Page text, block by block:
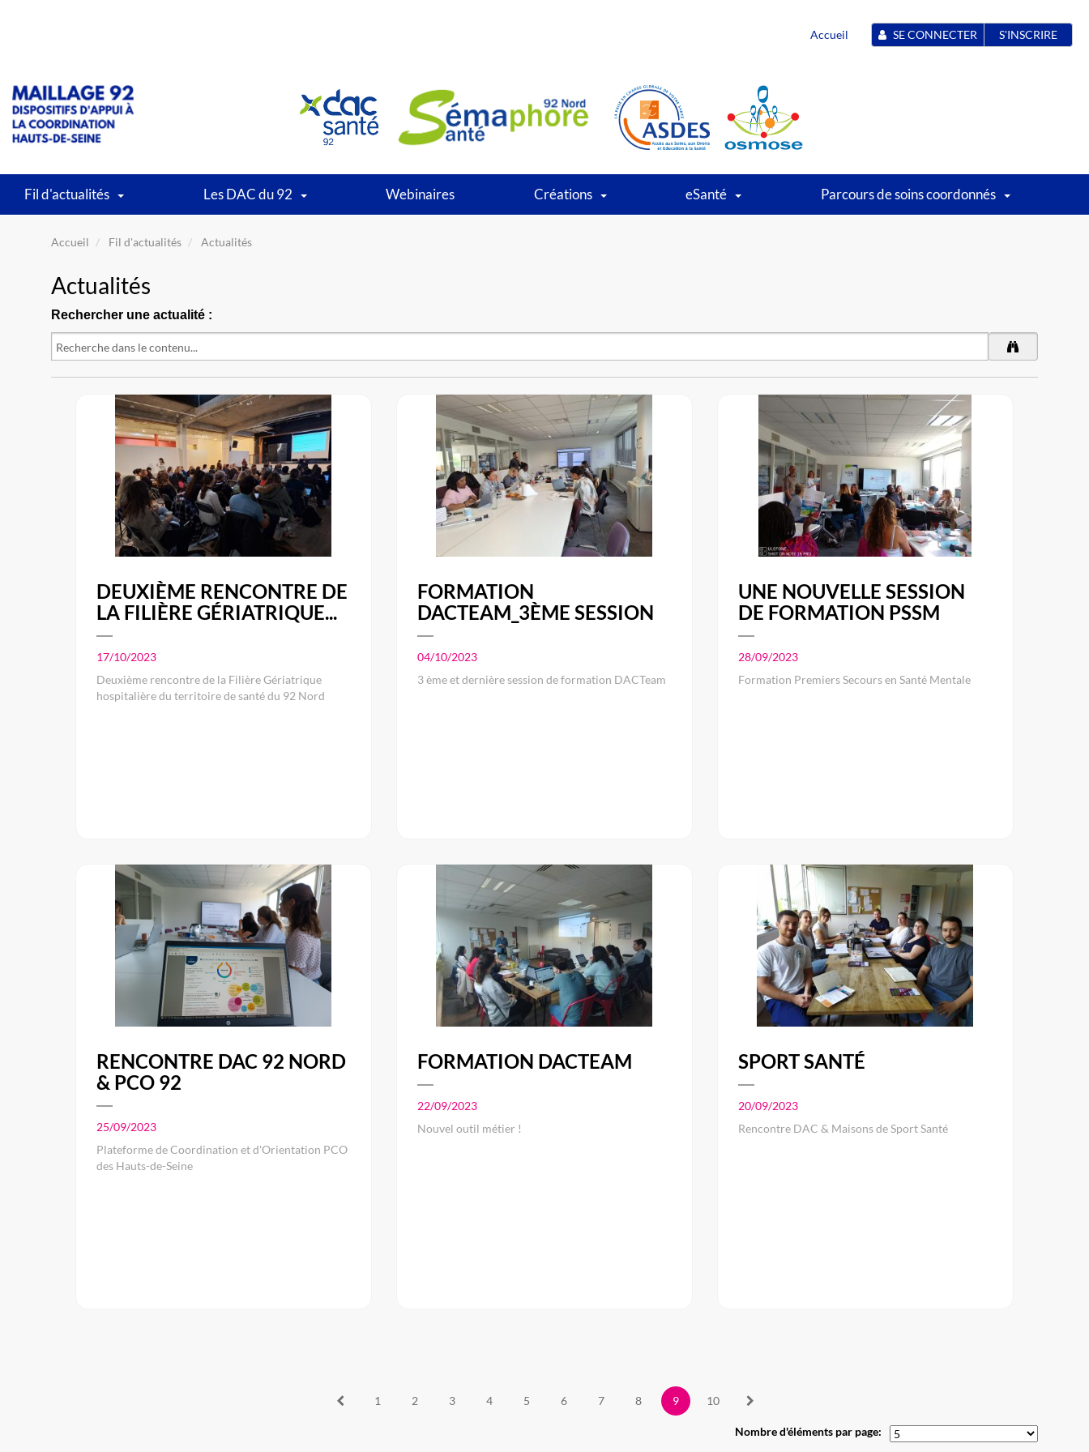
Accueil SE CONNECTER S'INSCRIRE
Fil d'actualités Les DAC du 92 Webinaires Créations eSanté Parcours de soins coordonnés
Accueil Fil d'actualités Actualités
Actualités
Rechercher une actualité :
DEUXIÈME RENCONTRE DE
LA FILIÈRE GÉRIATRIQUE...
17/10/2023
Deuxième rencontre de la Filière Gériatrique
hospitalière du territoire de santé du 92 Nord
FORMATION
DACTEAM_3ÈME SESSION
04/10/2023
3 ème et dernière session de formation DACTeam
UNE NOUVELLE SESSION
DE FORMATION PSSM
28/09/2023
Formation Premiers Secours en Santé Mentale
RENCONTRE DAC 92 NORD
& PCO 92
25/09/2023
Plateforme de Coordination et d'Orientation PCO
des Hauts-de-Seine
FORMATION DACTEAM
22/09/2023
Nouvel outil métier !
SPORT SANTÉ
20/09/2023
Rencontre DAC & Maisons de Sport Santé
Nombre d'éléments par page:
1 2 3 4 5 6 7 8 9 10